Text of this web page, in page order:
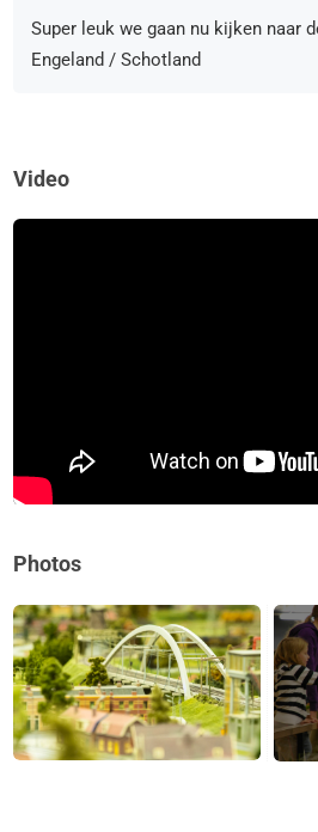
Super leuk we gaan nu kijken naar
Engeland / Schotland
Video
Photos